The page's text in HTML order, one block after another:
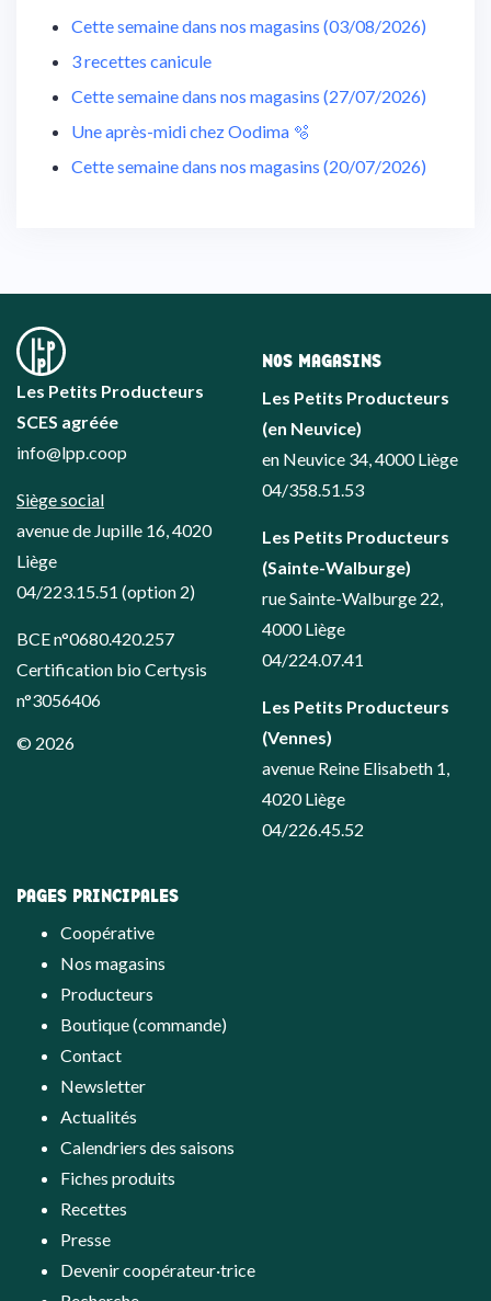
Cette semaine dans nos magasins (03/08/2026)
3 recettes canicule
Cette semaine dans nos magasins (27/07/2026)
Une après-midi chez Oodima 🫧
Cette semaine dans nos magasins (20/07/2026)
Les Petits Producteurs
SCES agréée
info@lpp.coop
Siège social
avenue de Jupille 16, 4020
Liège
04/223.15.51 (option 2)
BCE n°0680.420.257
Certification bio Certysis
n°3056406
© 2026
NOS MAGASINS
Les Petits Producteurs
(en Neuvice)
en Neuvice 34, 4000 Liège
04/358.51.53
Les Petits Producteurs
(Sainte-Walburge)
rue Sainte-Walburge 22,
4000 Liège
04/224.07.41
Les Petits Producteurs
(Vennes)
avenue Reine Elisabeth 1,
4020 Liège
04/226.45.52
PAGES PRINCIPALES
Coopérative
Nos magasins
Producteurs
Boutique (commande)
Contact
Newsletter
Actualités
Calendriers des saisons
Fiches produits
Recettes
Presse
Devenir coopérateur·trice